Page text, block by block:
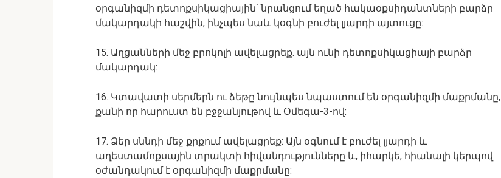
օրգանիզմի դետոքսիկացիային՝ նրանցում եղած հակաօքսիդանտների բարձր
մակարդակի հաշվին, ինչպես նաև կօգնի բուժել լյարդի այտուցը:
15. Աղցանների մեջ բրոկոլի ավելացրեք. այն ունի դետոքսիկացիայի բարձր
մակարդակ:
16. Կտավատի սերմերն ու ձեթը նույնպես նպաստում են օրգանիզմի մաքրմանը,
քանի որ հարուստ են բջջանյութով և Օմեգա-3-ով:
17. Ձեր սննդի մեջ քրքում ավելացրեք: Այն օգնում է բուժել լյարդի և
աղեստամոքսային տրակտի հիվանդությունները և, իհարկե, հիանալի կերպով
օժանդակում է օրգանիզմի մաքրմանը: